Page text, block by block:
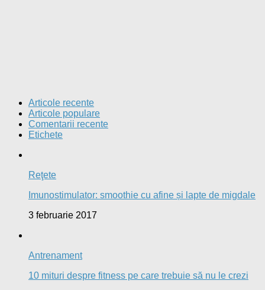
Articole recente
Articole populare
Comentarii recente
Etichete
Reţete
Imunostimulator: smoothie cu afine și lapte de migdale
3 februarie 2017
Antrenament
10 mituri despre fitness pe care trebuie să nu le crezi